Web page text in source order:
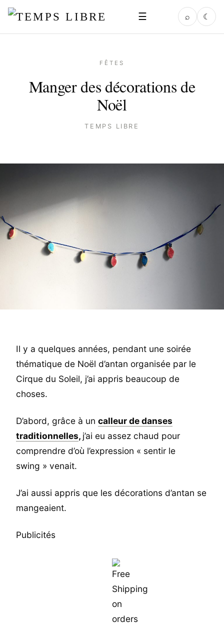
☰ ⌕ ☾
FÊTES
Manger des décorations de
Noël
TEMPS LIBRE
Il y a quelques années, pendant une soirée
thématique de Noël d’antan organisée par le
Cirque du Soleil, j’ai appris beaucoup de
choses.
D’abord, grâce à un calleur de danses
traditionnelles, j’ai eu assez chaud pour
comprendre d’où l’expression « sentir le
swing » venait.
J’ai aussi appris que les décorations d’antan se
mangeaient.
Publicités